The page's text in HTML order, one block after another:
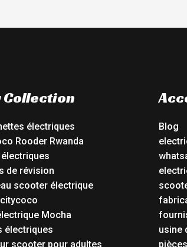
Collection
électriques
Rooder Rwanda
de révision
scooter électrique
Mocha
électriques
scooter pour adultes
Blog
usine